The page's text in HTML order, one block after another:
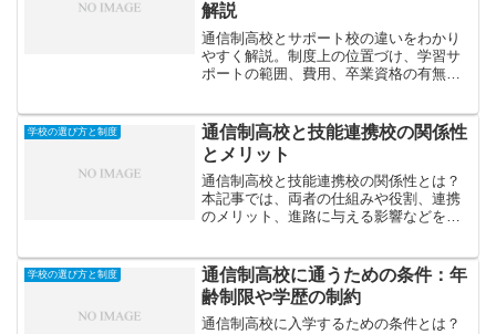
解説
通信制高校とサポート校の違いをわかり
やすく解説。制度上の位置づけ、学習サ
ポートの範囲、費用、卒業資格の有無な
学校の選び方と制度
通信制高校と技能連携校の関係性
とメリット
通信制高校と技能連携校の関係性とは？
本記事では、両者の仕組みや役割、連携
のメリット、進路に与える影響などをわ
学校の選び方と制度
通信制高校に通うための条件：年
齢制限や学歴の制約
通信制高校に入学するための条件とは？